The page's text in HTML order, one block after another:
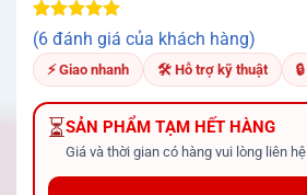
5.00trên 5
dựa trên
6
đánh giá
(6 đánh giá của khách hàng)
⚡ Giao nhanh 🛠 Hỗ trợ kỹ thuật
⏳SẢN PHẨM TẠM HẾT HÀNG
Giá và thời gian có hàng vui lòng liên